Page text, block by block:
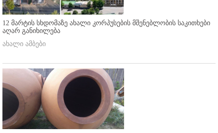
12 მარტის სხდომაზე ახალი კორპუსების მშენებლობის საკითხები
აღარ განიხილება
ახალი ამბები